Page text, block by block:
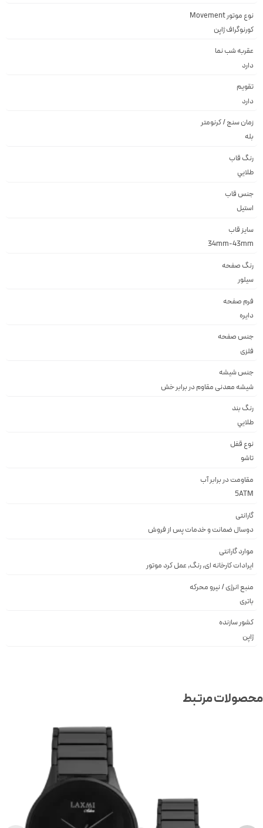
نوع موتور Movement
کورنوگراف ژاپن
عقربه شب نما
دارد
تقویم
دارد
زمان سنج / کرنومتر
رنگ قاب
طلايي
جنس قاب
استيل
سایز قاب
34mm-43mm
رنگ صفحه
سيلور
فرم صفحه
دايره
جنس صفحه
فلزى
جنس شیشه
شيشه معدنى مقاوم در برابر خش
رنگ بند
طلايي
نوع قفل
تاشو
مقاومت در برابر آب
5ATM
گارانتی
دوسال ضمانت و خدمات پس از فروش
موارد گارانتی
ایرادات کارخانه ای, رنگ, عمل کرد موتور
منبع انرژی / نیرو محرکه
باتری
کشور سازنده
ژاپن
مرتبط